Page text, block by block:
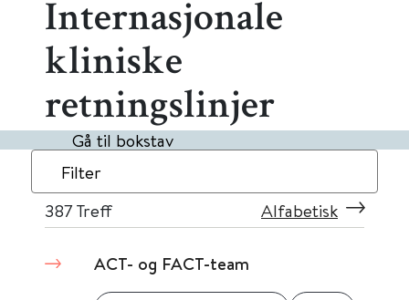
Internasjonale
kliniske
retningslinjer
Gå til bokstav
Filter
387Treff Alfabetisk
ACT- og FACT-team